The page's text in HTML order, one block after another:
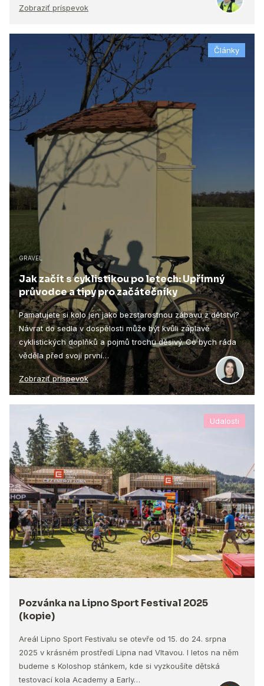
Zobraziť príspevok
Články
GRAVEL
Jak začít s cyklistikou po letech: Upřímný
průvodce a tipy pro začátečníky
Pamatujete si kolo jen jako bezstarostnou zábavu z dětství?
Návrat do sedla v dospělosti může být kvůli záplavě
cyklistických doplňků a pojmů trochu děsivý. Co bych ráda
věděla před svojí první…
Zobraziť príspevok
Udalosti
Pozvánka na Lipno Sport Festival 2025
(kopie)
Areál Lipno Sport Festivalu se otevře od 15. do 24. srpna
2025 v krásném prostředí Lipna nad Vltavou. I letos na něm
budeme s Koloshop stánkem, kde si vyzkoušíte dětská
testovací kola Academy a Early…